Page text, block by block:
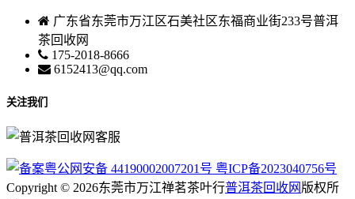
广东省东莞市万江区石美社区东福商业街233号普洱
茶回收网
175-2018-8666
6152413@qq.com
关注我们
粤公网安备 44190002007201号 粤ICP备2023040756号
Copyright © 2026东莞市万江禅茗茶叶行普洱茶回收网 版权所